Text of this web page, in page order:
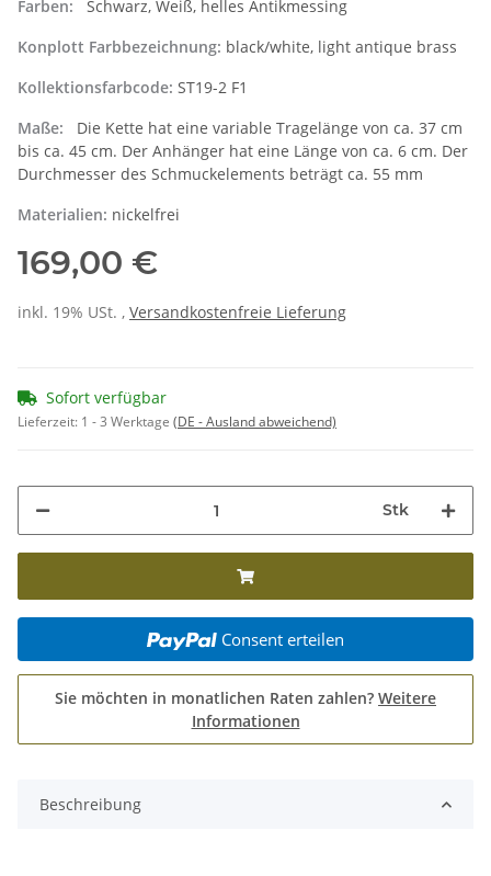
Farben:
Schwarz, Weiß, helles Antikmessing
Konplott Farbbezeichnung: black/white, light antique brass
Kollektionsfarbcode: ST19-2 F1
Maße:
Die Kette hat eine variable Tragelänge von ca. 37 cm
bis ca. 45 cm. Der Anhänger hat eine Länge von ca. 6 cm. Der
Durchmesser des Schmuckelements beträgt ca. 55 mm
Materialien: nickelfrei
169,00 €
inkl. 19% USt. , Versandkostenfreie Lieferung
Sofort verfügbar
Lieferzeit: 1 - 3 Werktage (DE - Ausland abweichend)
Stk
Consent erteilen
Sie möchten in monatlichen Raten zahlen? Weitere
Informationen
Beschreibung